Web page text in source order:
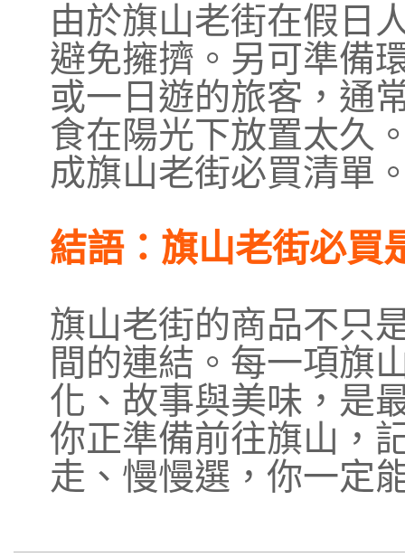
由於旗山老街在假日
避免擁擠。另可準備
或一日遊的旅客，通
食在陽光下放置太久
成旗山老街必買清單
結語：旗山老街必買
旗山老街的商品不只
間的連結。每一項旗
化、故事與美味，是
你正準備前往旗山，
走、慢慢選，你一定